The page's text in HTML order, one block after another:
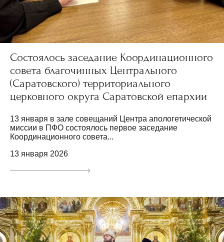
Состоялось заседание Координационного
совета благочинных Центрального
(Саратовского) территориального
церковного округа Саратовской епархии
13 января в зале совещаний Центра апологетической
миссии в ПФО состоялось первое заседание
Координационного совета...
13 января 2026